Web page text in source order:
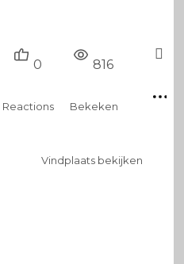
0
Reactions
816
Bekeken
Vindplaats bekijken